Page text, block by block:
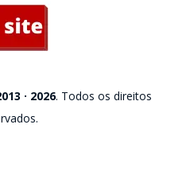
· 2026. Todos os direitos